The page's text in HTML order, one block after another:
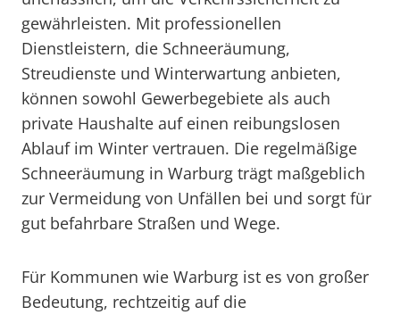
gewährleisten. Mit professionellen
Dienstleistern, die Schneeräumung,
Streudienste und Winterwartung anbieten,
können sowohl Gewerbegebiete als auch
private Haushalte auf einen reibungslosen
Ablauf im Winter vertrauen. Die regelmäßige
Schneeräumung in Warburg trägt maßgeblich
zur Vermeidung von Unfällen bei und sorgt für
gut befahrbare Straßen und Wege.
Für Kommunen wie Warburg ist es von großer
Bedeutung, rechtzeitig auf die